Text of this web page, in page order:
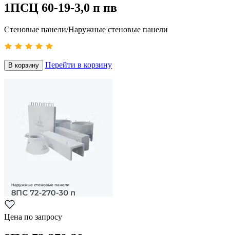
1ПСЦ 60-19-3,0 п пв
Стеновые панели/Наружные стеновые панели
В корзину Перейти в корзину
Цена по запросу